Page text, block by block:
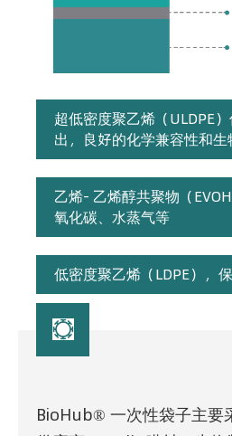
超低密度聚乙烯（ULDPE
出，良好的化学兼容性和生
乙烯- 乙烯醇共聚物（
氧化碳、水蒸气等
低密度聚乙烯（LDPE），

BioHub® 一次性袋子主要